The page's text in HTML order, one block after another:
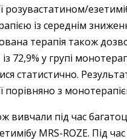
розувастатином/
із середнім
терапія також
72,9% у групі
статистично.
порівняно з
вивчали під час
MRS-ROZE. Під